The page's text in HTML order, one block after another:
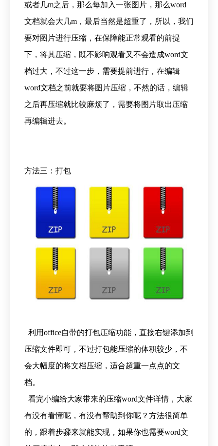
或者几m之后，那么每加入一张图片，那么word
文档就会大几m，最后当然是超重了，所以，我们
要对图片进行压缩，在保障能正常观看的前提
下，将其压缩，既不影响观看又不会造成word文
档过大，不过这一步，需要提前进行，在编辑
word文档之前就要将图片压缩，不然的话，编辑
之后再压缩就比较麻烦了，需要将图片取出压缩
再编辑进去。
方法三：打包
利用office自带的打包压缩功能，直接右键添加到
压缩文件即可，不过打包能压缩的体积较少，不
会大幅度的将文档压缩，适合超重一点点的文
档。
看完小编给大家带来的压缩word文件详情，大家
有没有看懂呢，有没有帮助到你呢？方法很简单
的，跟着步骤来就能实现，如果你也需要word文